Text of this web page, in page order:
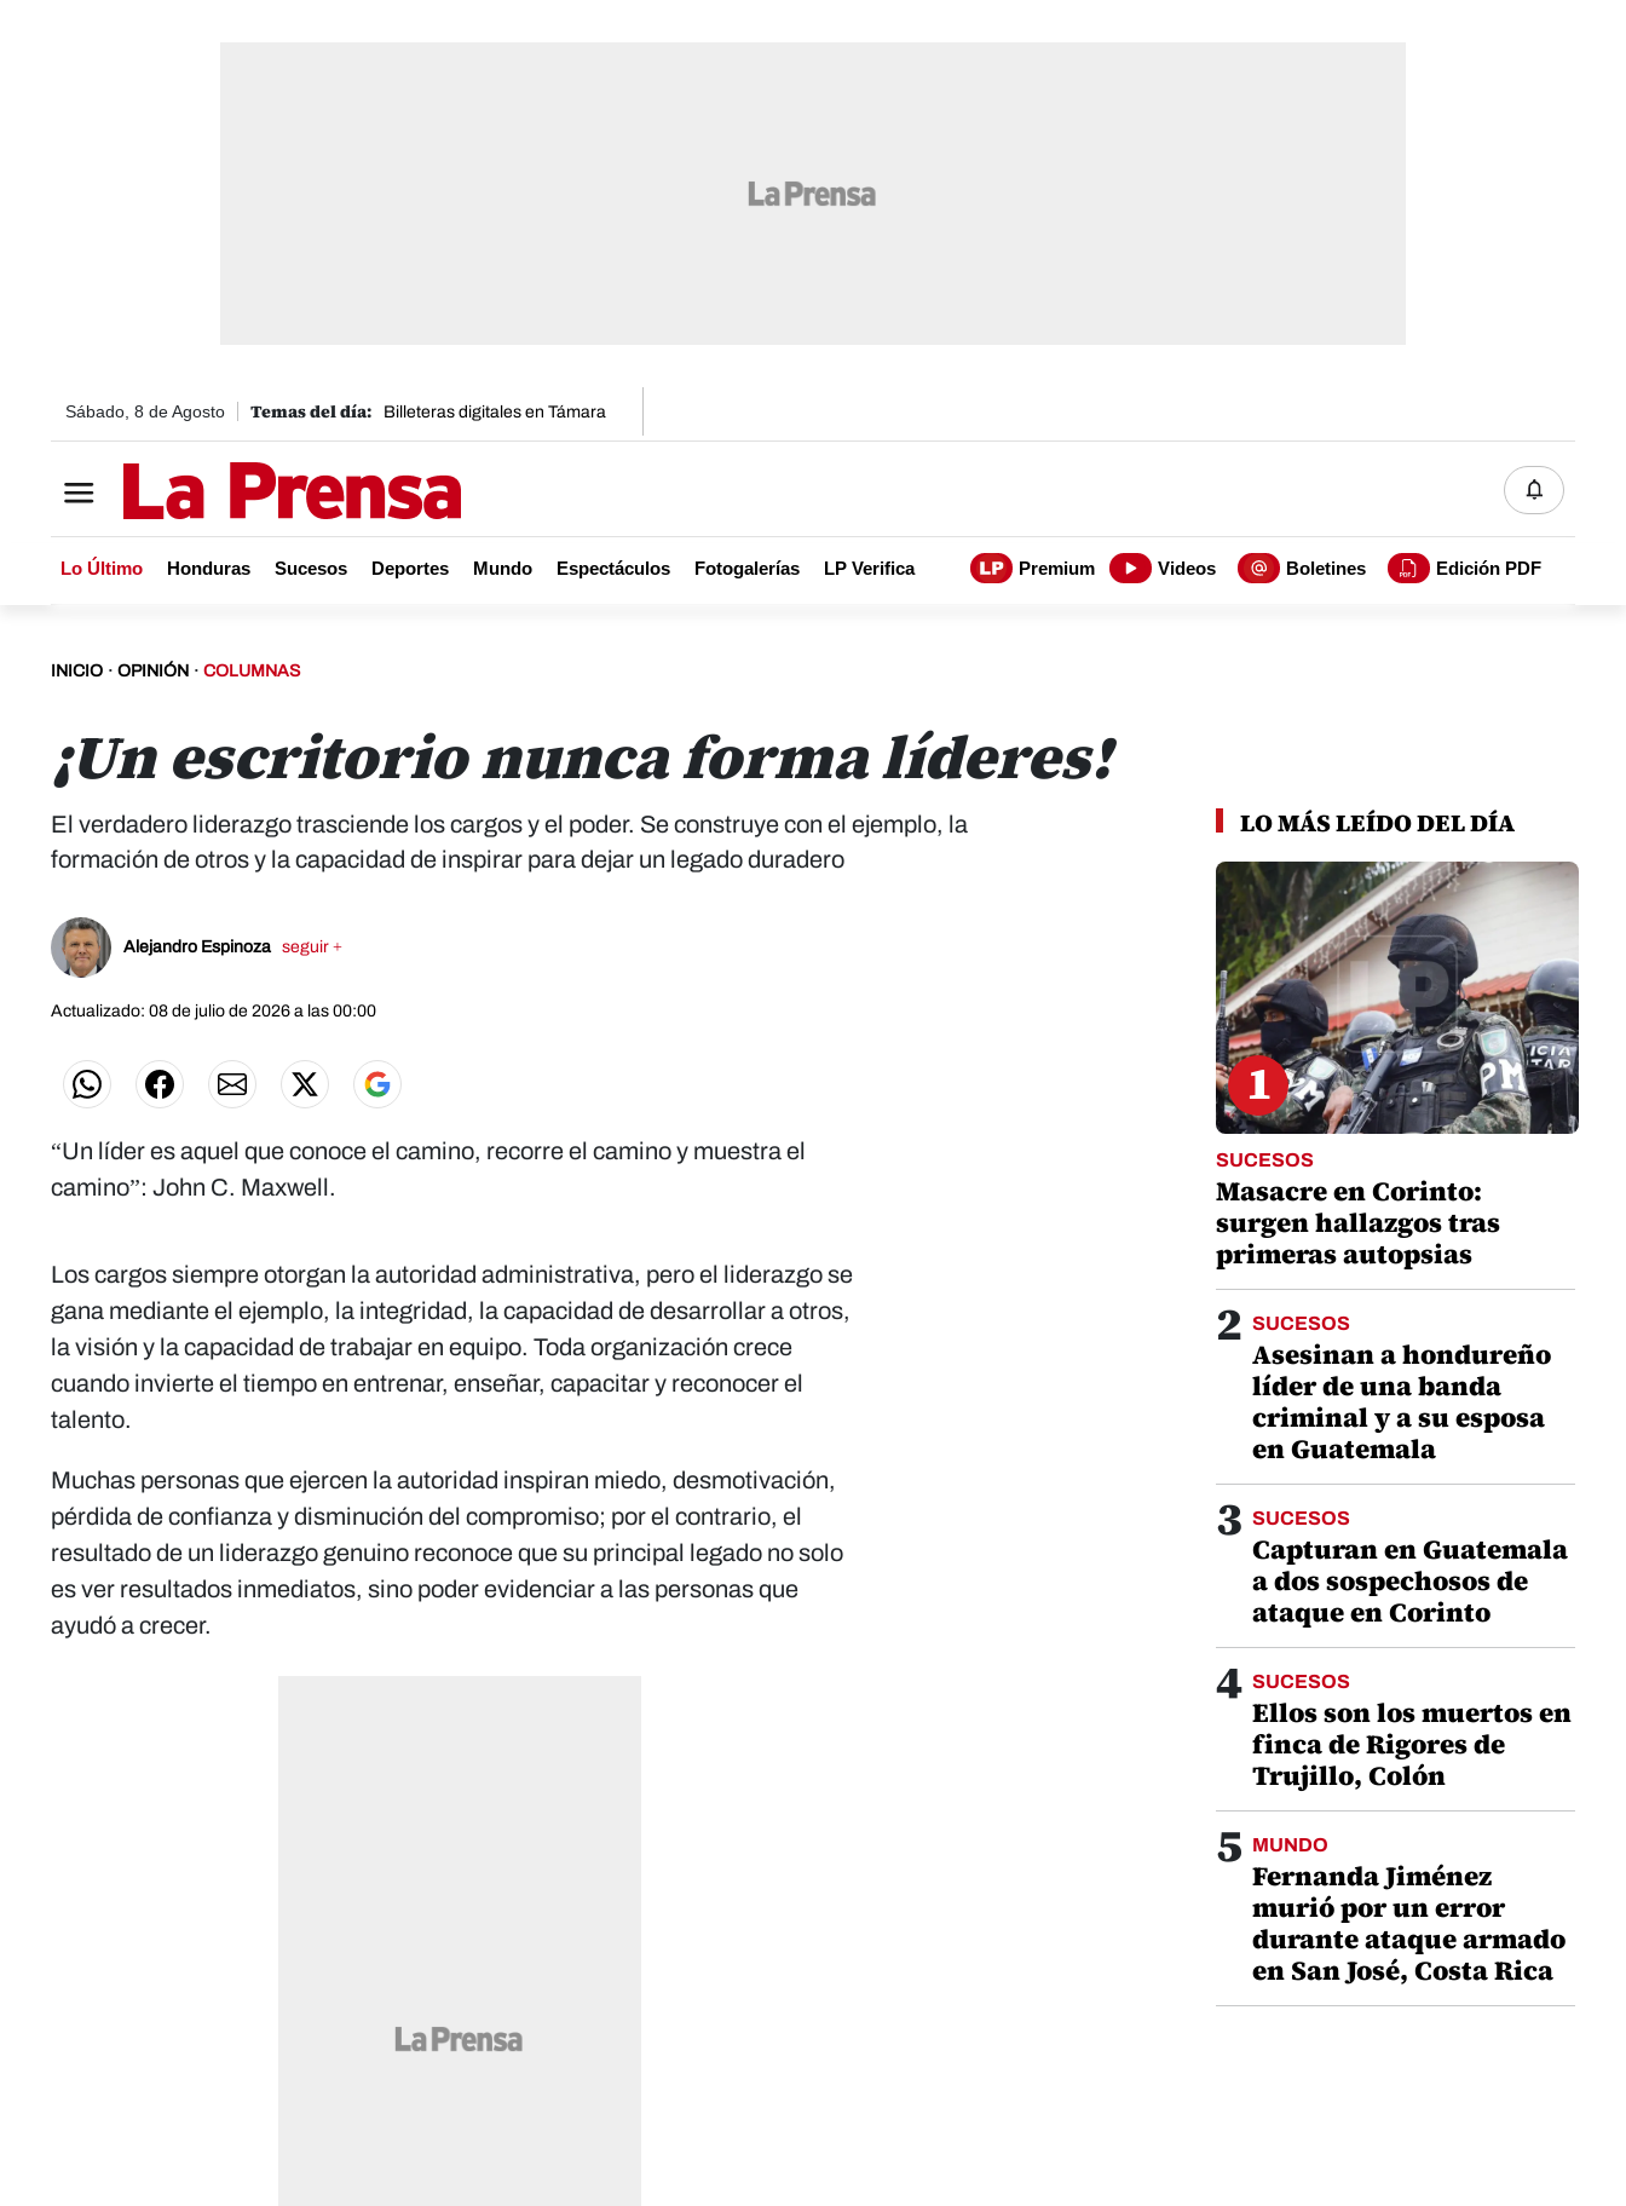
Sábado, 8 de Agosto Billeteras digitales en Támara
Lo Último Honduras Sucesos Deportes Mundo Espectáculos Fotogalerías LP Verifica Premium Videos Boletines Edición PDF
INICIO · OPINIÓN · COLUMNAS
¡Un escritorio nunca forma líderes!
El verdadero liderazgo trasciende los cargos y el poder. Se construye con el ejemplo, la
formación de otros y la capacidad de inspirar para dejar un legado duradero
Alejandro Espinoza seguir +
Actualizado: 08 de julio de 2026 a las 00:00
“Un líder es aquel que conoce el camino, recorre el camino y muestra el
camino”: John C. Maxwell.
Los cargos siempre otorgan la autoridad administrativa, pero el liderazgo se
gana mediante el ejemplo, la integridad, la capacidad de desarrollar a otros,
la visión y la capacidad de trabajar en equipo. Toda organización crece
cuando invierte el tiempo en entrenar, enseñar, capacitar y reconocer el
talento.
Muchas personas que ejercen la autoridad inspiran miedo, desmotivación,
pérdida de confianza y disminución del compromiso; por el contrario, el
resultado de un liderazgo genuino reconoce que su principal legado no solo
es ver resultados inmediatos, sino poder evidenciar a las personas que
ayudó a crecer.
LO MÁS LEÍDO DEL DÍA
1
SUCESOS
Masacre en Corinto:
surgen hallazgos tras
primeras autopsias
2 SUCESOS
Asesinan a hondureño
líder de una banda
criminal y a su esposa
en Guatemala
3 SUCESOS
Capturan en Guatemala
a dos sospechosos de
ataque en Corinto
4 SUCESOS
Ellos son los muertos en
finca de Rigores de
Trujillo, Colón
5 MUNDO
Fernanda Jiménez
murió por un error
durante ataque armado
en San José, Costa Rica